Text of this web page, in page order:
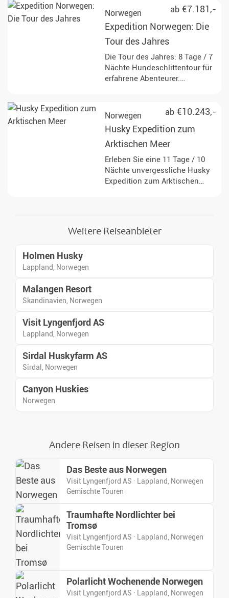
ab €7.181,-
Norwegen
Expedition Norwegen: Die
Tour des Jahres
Die Tour des Jahres: 8 Tage / 7
Nächte Hundeschlittentour für
erfahrene Abenteurer.
persönlichen Guide Sven.
ab €10.243,-
Norwegen
Husky Expedition zum
Arktischen Meer
Erleben Sie eine 11 Tage / 10
Nächte unvergessliche Husky
Expedition zum Arktischen
Weitere Reiseanbieter
Holmen Husky
Lappland, Norwegen
Malangen Resort
Skandinavien, Norwegen
Visit Lyngenfjord AS
Lappland, Norwegen
Sirdal Huskyfarm AS
Sirdal, Norwegen
Canyon Huskies
Norwegen
Andere Reisen in dieser Region
Das Beste aus Norwegen
Visit Lyngenfjord AS · Lappland, Norwegen
Gemischte Touren
Traumhafte Nordlichter bei
Tromsø
Visit Lyngenfjord AS · Lappland, Norwegen
Gemischte Touren
Polarlicht Wochenende Norwegen
Visit Lyngenfjord AS · Lappland, Norwegen